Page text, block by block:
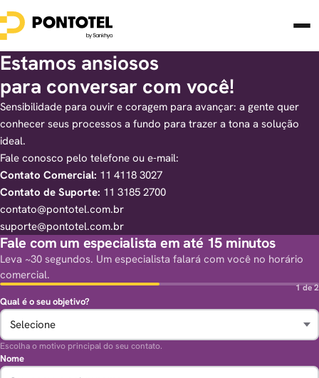
Estamos ansiosos
para conversar com você!
Sensibilidade para ouvir e coragem para avançar: a gente quer
conhecer seus processos a fundo para trazer a tona a solução
ideal.
Fale conosco pelo telefone ou e-mail:
Contato Comercial: 11 4118 3027
Contato de Suporte: 11 3185 2700
contato@pontotel.com.br
suporte@pontotel.com.br
Fale com um especialista em até 15 minutos
Leva ~30 segundos. Um especialista falará com você no horário
comercial.
1 de 2
Qual é o seu objetivo?
Escolha o motivo principal do seu contato.
Nome